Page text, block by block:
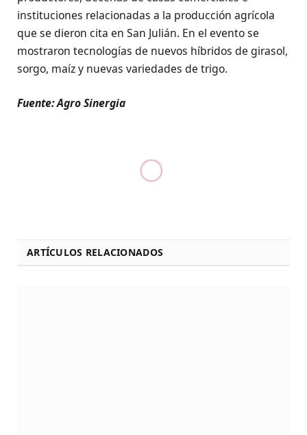
instituciones relacionadas a la producción agrícola
que se dieron cita en San Julián. En el evento se
mostraron tecnologías de nuevos híbridos de girasol,
sorgo, maíz y nuevas variedades de trigo.
Fuente: Agro Sinergia
ARTÍCULOS RELACIONADOS